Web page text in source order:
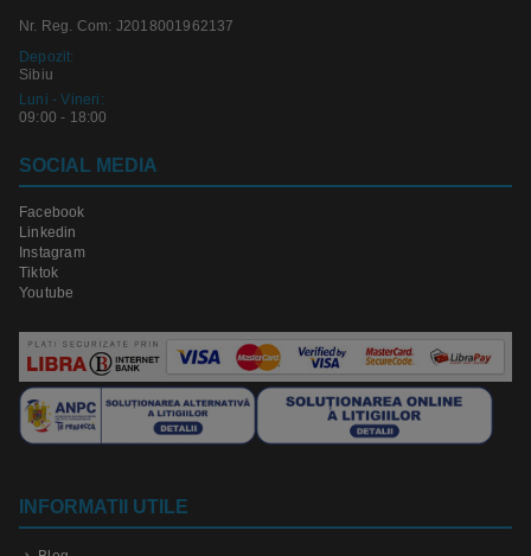
Nr. Reg. Com: J2018001962137
Depozit:
Sibiu
Luni - Vineri:
09:00 - 18:00
SOCIAL MEDIA
Facebook
Linkedin
Instagram
Tiktok
Youtube
INFORMATII UTILE